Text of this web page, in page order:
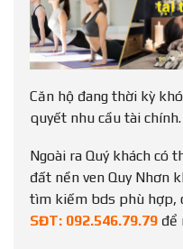
Căn hộ đang thời kỳ
quyết nhu cầu tài chính.
Ngoài ra Quý khách có
đất nền ven Quy Nhơn
tìm kiếm bds phù hợp,
SĐT: 092.546.79.79 để